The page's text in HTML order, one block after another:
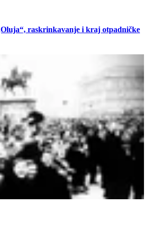
raskrinkavanje i kraj otpadničke